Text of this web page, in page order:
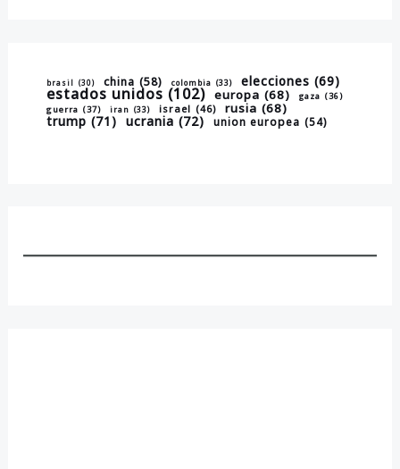
brasil (30) china (58) colombia (33) elecciones (69)
estados unidos (102) europa (68) gaza (36)
guerra (37) iran (33) israel (46) rusia (68)
trump (71) ucrania (72) union europea (54)